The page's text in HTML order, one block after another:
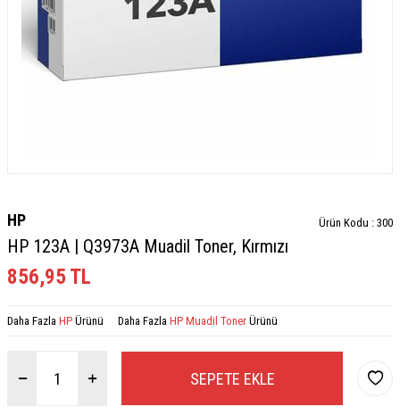
HP Ürün Kodu : 300
HP 123A | Q3973A Muadil Toner, Kırmızı
856,95 TL
Daha Fazla HP Ürünü Daha Fazla HP Muadil Toner Ürünü
SEPETE EKLE